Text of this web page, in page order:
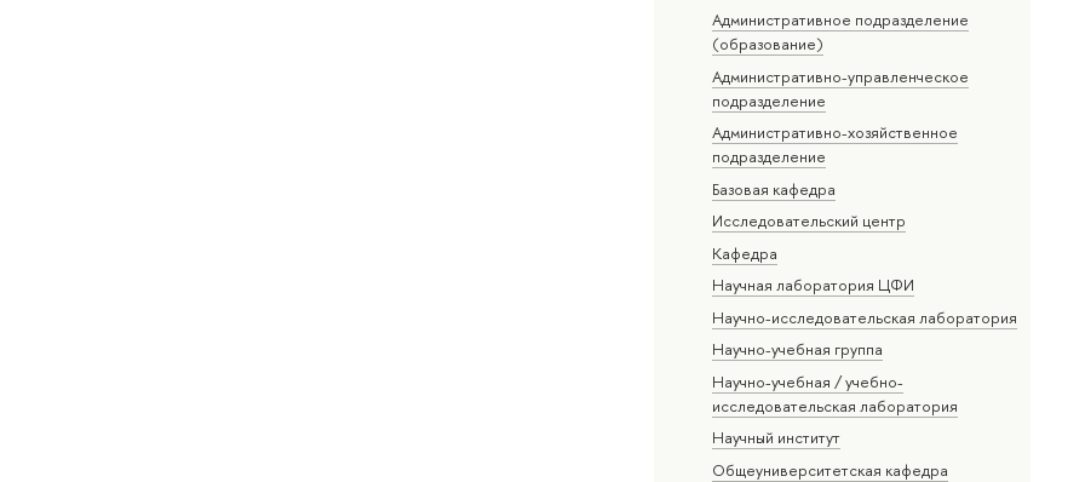
Административное подразделение
(образование)
Административно-управленческое
подразделение
Административно-хозяйственное
подразделение
Базовая кафедра
Исследовательский центр
Кафедра
Научная лаборатория ЦФИ
Научно-исследовательская лаборатория
Научно-учебная группа
Научно-учебная / учебно-
исследовательская лаборатория
Научный институт
Общеуниверситетская кафедра